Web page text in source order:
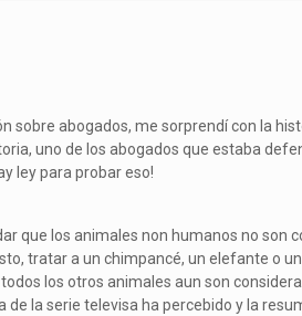
sobre abogados, me sorprendí con la
uno de los abogados que estaba
ley para probar eso!
que los animales non humanos no son
tratar a un chimpancé, un elefante o
los otros animales aun son
la serie televisa ha percebido y la